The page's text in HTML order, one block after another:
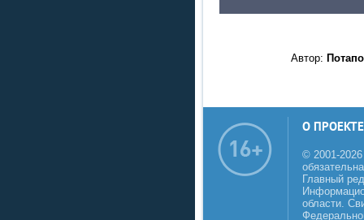
Автор:
О ПРОЕКТЕ
© 2001-
Главный
области.